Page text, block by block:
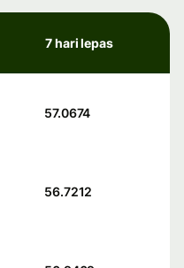
7 hari lepas
57.0674
56.7212